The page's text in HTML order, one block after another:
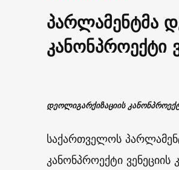
პარლამენტმა
კანონპროექტი
დეოლიგარქიზაციის
საქართველოს
კანონპროექტი